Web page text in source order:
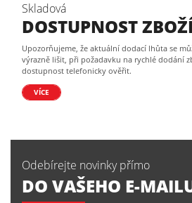
Skladová
DOSTUPNOST
Upozorňujeme, že aktuální dodací lhůta se
výrazně lišit, při požadavku na rychlé dodání
dostupnost telefonicky ověřit.
VÍCE
Odebírejte novinky přímo
DO VAŠEHO E-